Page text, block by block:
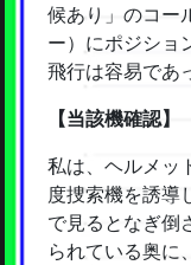
候あり」のコー
ー）にポジショ
飛行は容易であ
【当該機確認】
私は、ヘルメッ
度捜索機を誘導
で見るとなぎ倒
られている奥に